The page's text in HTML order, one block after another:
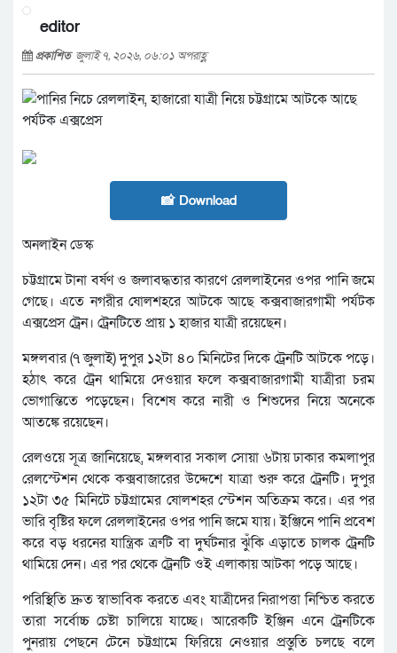
editor
প্রকাশিত জুলাই ৭, ২০২৬, ০৬:০১ অপরাহ্ণ
📸 Download
অনলাইন ডেস্ক
চট্টগ্রামে টানা বর্ষণ ও জলাবদ্ধতার কারণে রেললাইনের ওপর পানি জমে
গেছে। এতে নগরীর ষোলশহরে আটকে আছে কক্সবাজারগামী পর্যটক
এক্সপ্রেস ট্রেন। ট্রেনটিতে প্রায় ১ হাজার যাত্রী রয়েছেন।
মঙ্গলবার (৭ জুলাই) দুপুর ১২টা ৪০ মিনিটের দিকে ট্রেনটি আটকে পড়ে।
হঠাৎ করে ট্রেন থামিয়ে দেওয়ার ফলে কক্সবাজারগামী যাত্রীরা চরম
ভোগান্তিতে পড়েছেন। বিশেষ করে নারী ও শিশুদের নিয়ে অনেকে
আতঙ্কে রয়েছেন।
রেলওয়ে সূত্র জানিয়েছে, মঙ্গলবার সকাল সোয়া ৬টায় ঢাকার কমলাপুর
রেলস্টেশন থেকে কক্সবাজারের উদ্দেশে যাত্রা শুরু করে ট্রেনটি। দুপুর
১২টা ৩৫ মিনিটে চট্টগ্রামের ষোলশহর স্টেশন অতিক্রম করে। এর পর
ভারি বৃষ্টির ফলে রেললাইনের ওপর পানি জমে যায়। ইঞ্জিনে পানি প্রবেশ
করে বড় ধরনের যান্ত্রিক ত্রুটি বা দুর্ঘটনার ঝুঁকি এড়াতে চালক ট্রেনটি
থামিয়ে দেন। এর পর থেকে ট্রেনটি ওই এলাকায় আটকা পড়ে আছে।
পরিস্থিতি দ্রুত স্বাভাবিক করতে এবং যাত্রীদের নিরাপত্তা নিশ্চিত করতে
তারা সর্বোচ্চ চেষ্টা চালিয়ে যাচ্ছে। আরেকটি ইঞ্জিন এনে ট্রেনটিকে
পুনরায় পেছনে টেনে চট্টগ্রামে ফিরিয়ে নেওয়ার প্রস্তুতি চলছে বলে